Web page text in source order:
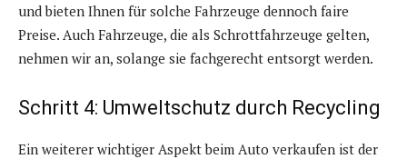
und bieten Ihnen für solche Fahrzeuge dennoch faire
Preise. Auch Fahrzeuge, die als Schrottfahrzeuge gelten,
nehmen wir an, solange sie fachgerecht entsorgt werden.
Schritt 4: Umweltschutz durch Recycling
Ein weiterer wichtiger Aspekt beim Auto verkaufen ist der